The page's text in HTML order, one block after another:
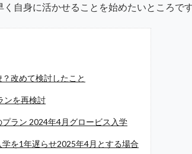
自身に活かせることを始めたいところです
改めて検討したこと
ンを再検討
ラン 2024年4月グロービス入学
を1年遅らせ2025年4月とする場合